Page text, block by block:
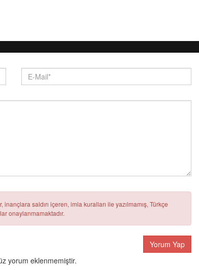
saldırı içeren, imla kuralları ile yazılmamış, Türkçe
onaylanmamaktadır.
Yorum Yap
yorum eklenmemiştir.